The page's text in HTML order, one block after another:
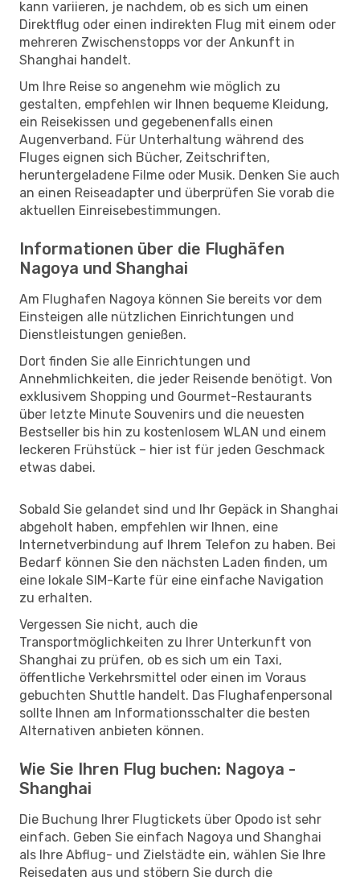
kann variieren, je nachdem, ob es sich um einen
Direktflug oder einen indirekten Flug mit einem oder
mehreren Zwischenstopps vor der Ankunft in
Shanghai handelt.
Um Ihre Reise so angenehm wie möglich zu
gestalten, empfehlen wir Ihnen bequeme Kleidung,
ein Reisekissen und gegebenenfalls einen
Augenverband. Für Unterhaltung während des
Fluges eignen sich Bücher, Zeitschriften,
heruntergeladene Filme oder Musik. Denken Sie auch
an einen Reiseadapter und überprüfen Sie vorab die
aktuellen Einreisebestimmungen.
Informationen über die Flughäfen
Nagoya und Shanghai
Am Flughafen Nagoya können Sie bereits vor dem
Einsteigen alle nützlichen Einrichtungen und
Dienstleistungen genießen.
Dort finden Sie alle Einrichtungen und
Annehmlichkeiten, die jeder Reisende benötigt. Von
exklusivem Shopping und Gourmet-Restaurants
über letzte Minute Souvenirs und die neuesten
Bestseller bis hin zu kostenlosem WLAN und einem
leckeren Frühstück – hier ist für jeden Geschmack
etwas dabei.
Sobald Sie gelandet sind und Ihr Gepäck in Shanghai
abgeholt haben, empfehlen wir Ihnen, eine
Internetverbindung auf Ihrem Telefon zu haben. Bei
Bedarf können Sie den nächsten Laden finden, um
eine lokale SIM-Karte für eine einfache Navigation
zu erhalten.
Vergessen Sie nicht, auch die
Transportmöglichkeiten zu Ihrer Unterkunft von
Shanghai zu prüfen, ob es sich um ein Taxi,
öffentliche Verkehrsmittel oder einen im Voraus
gebuchten Shuttle handelt. Das Flughafenpersonal
sollte Ihnen am Informationsschalter die besten
Alternativen anbieten können.
Wie Sie Ihren Flug buchen: Nagoya -
Shanghai
Die Buchung Ihrer Flugtickets über Opodo ist sehr
einfach. Geben Sie einfach Nagoya und Shanghai
als Ihre Abflug- und Zielstädte ein, wählen Sie Ihre
Reisedaten aus und stöbern Sie durch die